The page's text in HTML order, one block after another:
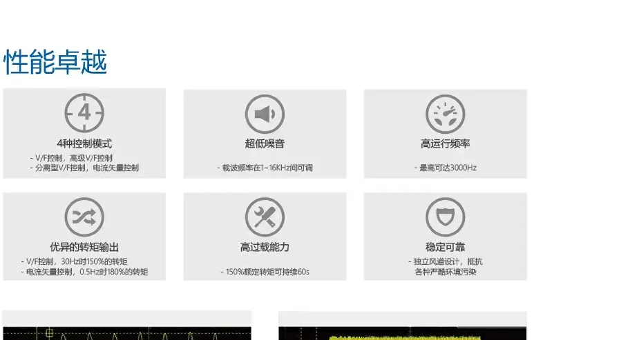
列通用型矢量变频器，可轻松驱动和控制电机，适用于纺织、造纸、 冶金、化工、风机水泵、塑料机械等行业及各种自动
。
书_中英文合订_科朗 V2.7.pdf